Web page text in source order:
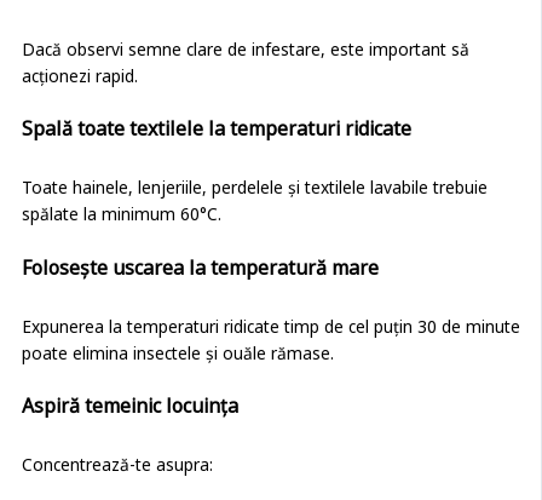
Dacă observi semne clare de infestare, este important să
acționezi rapid.
Spală toate textilele la temperaturi ridicate
Toate hainele, lenjeriile, perdelele și textilele lavabile trebuie
spălate la minimum 60°C.
Folosește uscarea la temperatură mare
Expunerea la temperaturi ridicate timp de cel puțin 30 de minute
poate elimina insectele și ouăle rămase.
Aspiră temeinic locuința
Concentrează-te asupra: